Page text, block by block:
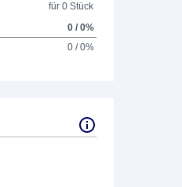
für 0 Stück
0 / 0%
0 / 0%